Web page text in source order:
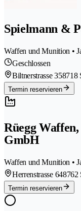
Spielmann &
Waffen und Munition •
Geschlossen
Biltnerstrasse 358718
Termin reservieren
Rüegg
GmbH
Waffen und Munition •
Herrenstrasse 648762
Termin reservieren